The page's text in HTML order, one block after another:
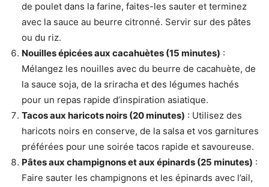
de poulet dans la farine, faites-les sauter et terminez
avec la sauce au beurre citronné. Servir sur des pâtes
ou du riz.
Nouilles épicées aux cacahuètes (15 minutes) :
Mélangez les nouilles avec du beurre de cacahuète, de
la sauce soja, de la sriracha et des légumes hachés
pour un repas rapide d’inspiration asiatique.
Tacos aux haricots noirs (20 minutes) : Utilisez des
haricots noirs en conserve, de la salsa et vos garnitures
préférées pour une soirée tacos rapide et savoureuse.
Pâtes aux champignons et aux épinards (25 minutes) :
Faire sauter les champignons et les épinards avec l’ail,